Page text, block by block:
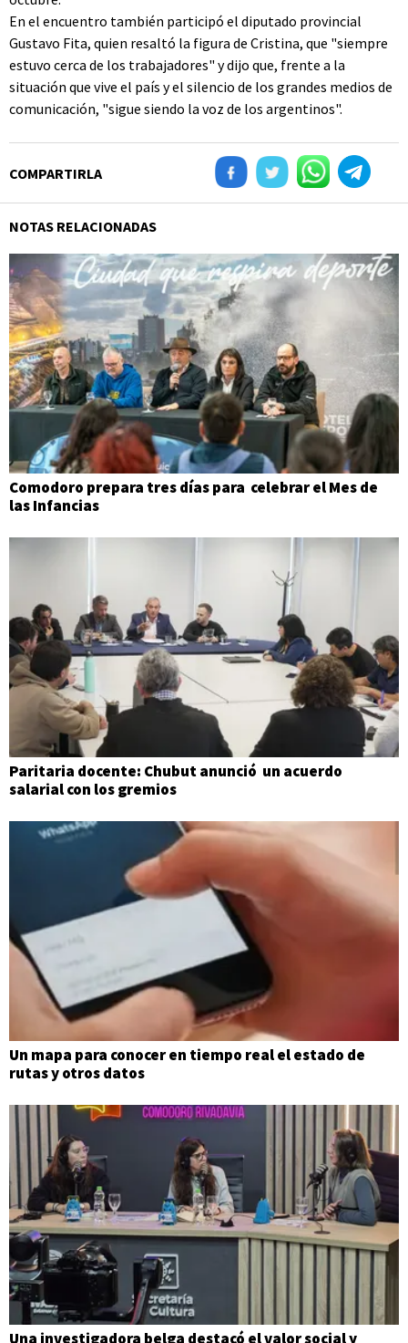
En el encuentro también participó el diputado provincial
Gustavo Fita, quien resaltó la figura de Cristina, que "siempre
estuvo cerca de los trabajadores" y dijo que, frente a la
situación que vive el país y el silencio de los grandes medios de
comunicación, "sigue siendo la voz de los argentinos".
COMPARTIRLA
NOTAS RELACIONADAS
Comodoro prepara tres días para celebrar el Mes de
las Infancias
Paritaria docente: Chubut anunció un acuerdo
salarial con los gremios
Un mapa para conocer en tiempo real el estado de
rutas y otros datos
Una investigadora belga destacó el valor social y